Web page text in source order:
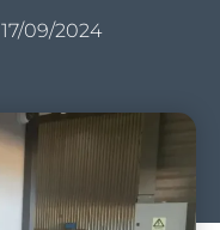
17/09/2024